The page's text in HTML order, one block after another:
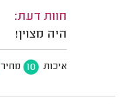
חוות דעת:
היה מצוין!
איכות 10 מחיר